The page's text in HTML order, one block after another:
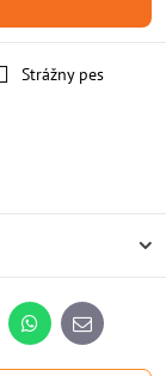
Strážny pes
WhatsApp
E-
mail